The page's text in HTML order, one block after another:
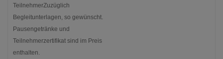
TeilnehmerZuzüglich
Begleitunterlagen, so gewünscht.
Pausengetränke und
Teilnehmerzertifikat sind im Preis
enthalten.